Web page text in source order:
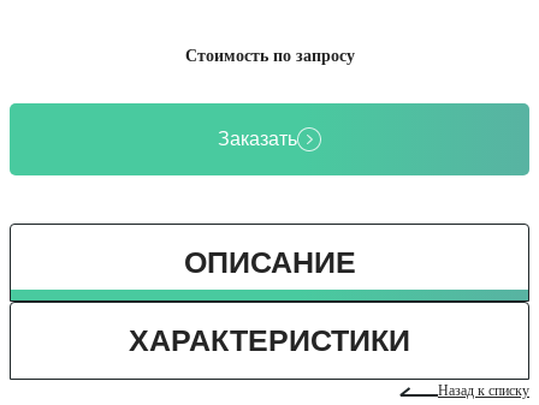
Стоимость по запросу
Заказать
ОПИСАНИЕ
ХАРАКТЕРИСТИКИ
Назад к списку